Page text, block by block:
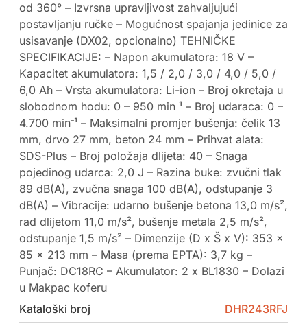
od 360° – Izvrsna upravljivost zahvaljujući
postavljanju ručke – Mogućnost spajanja jedinice za
usisavanje (DX02, opcionalno) TEHNIČKE
SPECIFIKACIJE: – Napon akumulatora: 18 V –
Kapacitet akumulatora: 1,5 / 2,0 / 3,0 / 4,0 / 5,0 /
6,0 Ah – Vrsta akumulatora: Li-ion – Broj okretaja u
slobodnom hodu: 0 – 950 min⁻¹ – Broj udaraca: 0 –
4.700 min⁻¹ – Maksimalni promjer bušenja: čelik 13
mm, drvo 27 mm, beton 24 mm – Prihvat alata:
SDS-Plus – Broj položaja dlijeta: 40 – Snaga
pojedinog udarca: 2,0 J – Razina buke: zvučni tlak
89 dB(A), zvučna snaga 100 dB(A), odstupanje 3
dB(A) – Vibracije: udarno bušenje betona 13,0 m/s²,
rad dlijetom 11,0 m/s², bušenje metala 2,5 m/s²,
odstupanje 1,5 m/s² – Dimenzije (D x Š x V): 353 x
85 x 213 mm – Masa (prema EPTA): 3,7 kg –
Punjač: DC18RC – Akumulator: 2 x BL1830 – Dolazi
u Makpac koferu
Kataloški broj
DHR243RFJ